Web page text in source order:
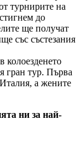
турнирите на
до
ще получат
със състезания
колоезденето
гран тур. Първа
а жените
ни за най-